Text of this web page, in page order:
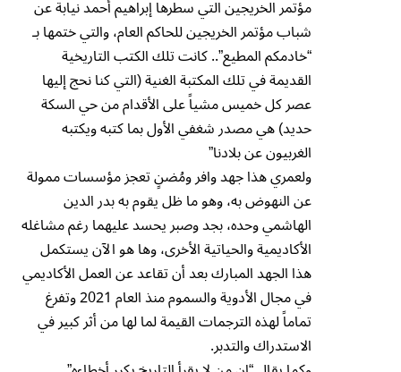
مؤتمر الخريجين التي سطرها إبراهيم أحمد نيابة عن
شباب مؤتمر الخريجين للحاكم العام، والتي ختمها بـ
“خادمكم المطيع”.. كانت تلك الكتب التاريخية
القديمة في تلك المكتبة الغنية (التي كنا نحج إليها
عصر كل خميس مشياً على الأقدام من حي السكة
حديد) هي مصدر شغفي الأول بما كتبه ويكتبه
الغربيون عن بلادنا”
ولعمري هذا جهد وافر ومُضنٍ تعجز مؤسسات ممولة
عن النهوض به، وهو ما ظل يقوم به بدر الدين
الهاشمي وحده، بجد وصبر يحسد عليهما رغم مشاغله
الأكاديمية والحياتية الأخرى، وها هو الآن يستكمل
هذا الجهد المبارك بعد أن تقاعد عن العمل الأكاديمي
في مجال الأدوية والسموم منذ العام 2021 وتفرغ
تماماً لهذه الترجمات القيمة لما لها من أثر كبير في
الاستدراك والتدبر.